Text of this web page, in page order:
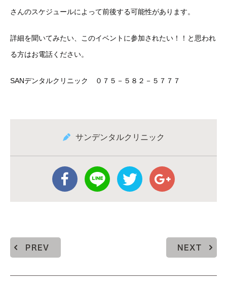
さんのスケジュールによって前後する可能性があります。
詳細を聞いてみたい、このイベントに参加されたい！！と思われ
る方はお電話ください。
SANデンタルクリニック ０７５－５８２－５７７７
サンデンタルクリニック
PREV NEXT